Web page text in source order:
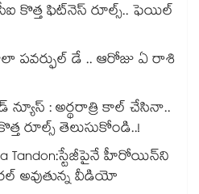
కొత్త ఫిట్‌నెస్ రూల్స్.. ఫెయిల్
పవర్ఫుల్ డే .. ఆరోజు ఏ రాశి
న్యూస్ : అర్థరాత్రి కాల్ చేసినా..
రూల్స్ తెలుసుకోండి..!
Tandon:స్టేజీపైనే హీరోయిన్⁬ని
అవుతున్న వీడియో